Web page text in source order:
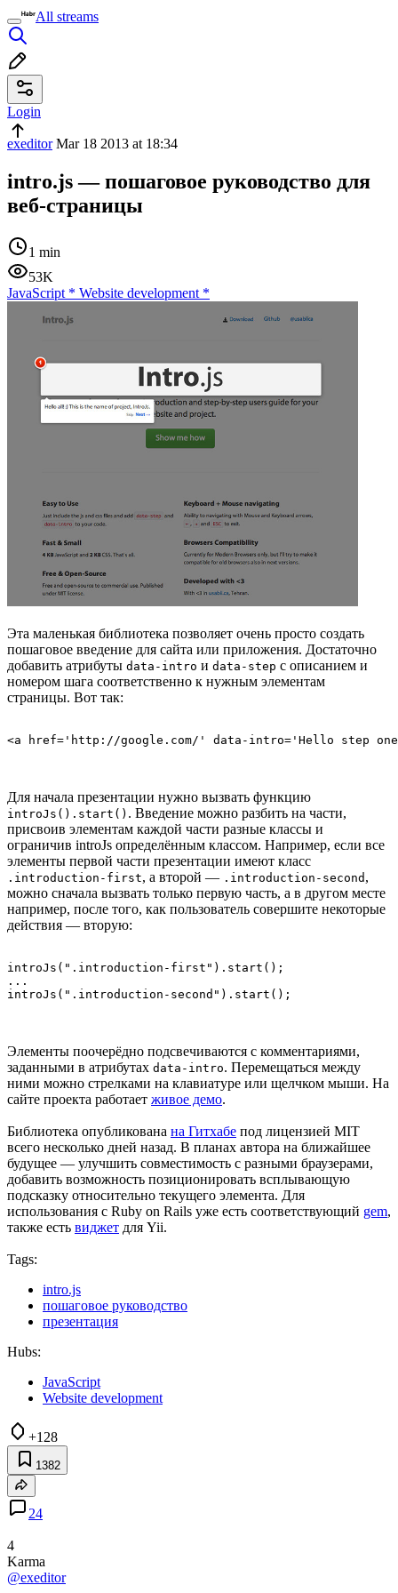
All streams
Login
exeditorMar 18 2013 at 18:34
intro.js — пошаговое руководство для
веб-страницы
1 min
53K
JavaScript * Website development *
Эта маленькая библиотека позволяет очень просто создать
пошаговое введение для сайта или приложения. Достаточно
добавить атрибуты data-intro и data-step с описанием и
номером шага соответственно к нужным элементам
страницы. Вот так:
Для начала презентации нужно вызвать функцию
introJs().start() . Введение можно разбить на части,
присвоив элементам каждой части разные классы и
ограничив introJs определённым классом. Например, если все
элементы первой части презентации имеют класс
.introduction-first, а второй — .introduction-second ,
можно сначала вызвать только первую часть, а в другом месте
например, после того, как пользователь совершите некоторые
действия — вторую:
introJs(".introduction-first").start();
...
Элементы поочерёдно подсвечиваются с комментариями,
заданными в атрибутах data-intro. Перемещаться между
ними можно стрелками на клавиатуре или щелчком мыши. На
сайте проекта работает живое демо.
Библиотека опубликована на Гитхабе под лицензией MIT
всего несколько дней назад. В планах автора на ближайшее
будущее — улучшить совместимость с разными браузерами,
добавить возможность позиционировать всплывающую
подсказку относительно текущего элемента. Для
использования с Ruby on Rails уже есть соответствующий gem,
также есть виджет для Yii.
Tags:
intro.js
пошаговое руководство
презентация
Hubs:
JavaScript
Website development
+128
1382
24
4
Karma
@exeditor